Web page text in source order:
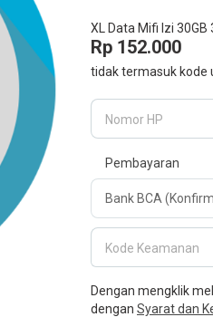
XL Data Mifi Izi 30GB
Rp 152.000
tidak termasuk kode
Nomor HP
Pembayaran
Kode Keamanan
Dengan mengklik
dengan Syarat dan